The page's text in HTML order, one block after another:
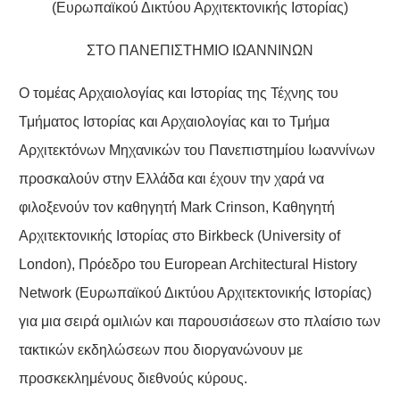
(Ευρωπαϊκού Δικτύου Αρχιτεκτονικής Ιστορίας)
ΣΤΟ ΠΑΝΕΠΙΣΤΗΜΙΟ ΙΩΑΝΝΙΝΩΝ
Ο τομέας Αρχαιολογίας και Ιστορίας της Τέχνης του
Τμήματος Ιστορίας και Αρχαιολογίας και το Τμήμα
Αρχιτεκτόνων Μηχανικών του Πανεπιστημίου Ιωαννίνων
προσκαλούν στην Ελλάδα και έχουν την χαρά να
φιλοξενούν τον καθηγητή Mark Crinson, Καθηγητή
Αρχιτεκτονικής Ιστορίας στο Birkbeck (University of
London), Πρόεδρο του European Architectural History
Network (Ευρωπαϊκού Δικτύου Αρχιτεκτονικής Ιστορίας)
για μια σειρά ομιλιών και παρουσιάσεων στο πλαίσιο των
τακτικών εκδηλώσεων που διοργανώνουν με
προσκεκλημένους διεθνούς κύρους.